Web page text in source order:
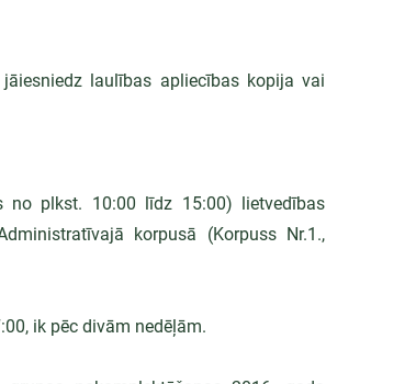
laulības apliecības kopija vai
no plkst. 10:00 līdz 15:00) lietvedības
korpusā (Korpuss Nr.1.,
ik pēc divām nedēļām.